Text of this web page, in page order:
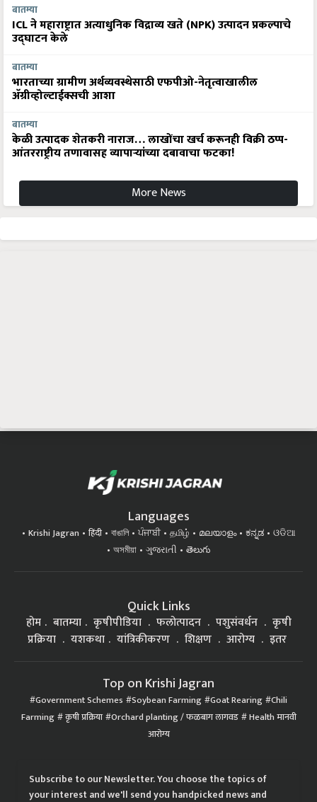
बातम्या
ICL ने महाराष्ट्रात अत्याधुनिक विद्राव्य खते (NPK) उत्पादन प्रकल्पाचे
उद्घाटन केले
बातम्या
भारताच्या ग्रामीण अर्थव्यवस्थेसाठी एफपीओ-नेतृत्वाखालील
अ‍ॅग्रीव्होल्टाईक्सची आशा
बातम्या
केळी उत्पादक शेतकरी नाराज… लाखोंचा खर्च करूनही विक्री ठप्प-
आंतरराष्ट्रीय तणावासह व्यापाऱ्यांच्या दबावाचा फटका!
More News
Languages
Krishi Jagran हिंदी বাঙালি ਪੰਜਾਬੀ தமிழ் മലയാളം ಕನ್ನಡ
ଓଡିଆ
অসমীয়া
ગુજરાતી తెలుగు
Quick Links
होम बातम्या कृषीपीडिया फलोत्पादन पशुसंवर्धन
कृषी
प्रक्रिया
यशकथा यांत्रिकीकरण शिक्षण आरोग्य इतर
Top on Krishi Jagran
Government Schemes Soybean Farming Goat Rearing Chili
Farming कृषी प्रक्रिया Orchard planting / फळबाग लागवड Health मानवी
आरोग्य
Subscribe to our Newsletter. You choose the topics of
your interest and we'll send you handpicked news and